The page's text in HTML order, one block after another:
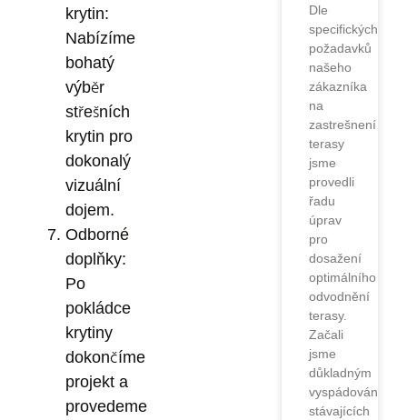
krytin:
Nabízíme
bohatý
výběr
střešních
krytin pro
dokonalý
vizuální
dojem.
Odborné
doplňky:
Po
pokládce
krytiny
dokončíme
projekt a
provedeme
Dle
specifických
požadavků
našeho
zákazníka
na
zastrešnení
terasy
jsme
provedli
řadu
úprav
pro
dosažení
optimálního
odvodnění
terasy.
Začali
jsme
důkladným
vyspádováním
stávajících